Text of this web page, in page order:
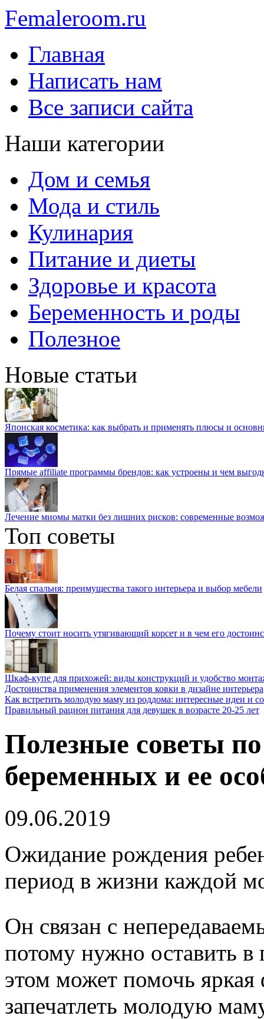
Femaleroom.ru
Главная
Написать нам
Все записи сайта
Наши категории
Дом и семья
Мода и стиль
Кулинария
Питание и диеты
Здоровье и красота
Беременность и роды
Полезное
Новые статьи
Японская косметика: как выбрать и применять плюсы и
Прямые affiliate программы брендов: как устроены и чем
Лечение миомы матки без лишних рисков: современные
Топ советы
Белая спальня: преимущества такого интерьера и выбор мебели
Почему стоит носить утягивающий корсет и в чем его
Шкаф-купе для прихожей: виды конструкций и удобство
Достоинства применения элементов ковки в дизайне интерьера
Как встретить молодую маму из роддома: интересные идеи и
Правильный рацион питания для девушек в возрасте 20-25 лет
Полезные советы
беременных и ее
09.06.2019
Ожидание рождения
период в жизни каждой
Он связан с
потому нужно оставить
этом может помочь
запечатлеть молодую